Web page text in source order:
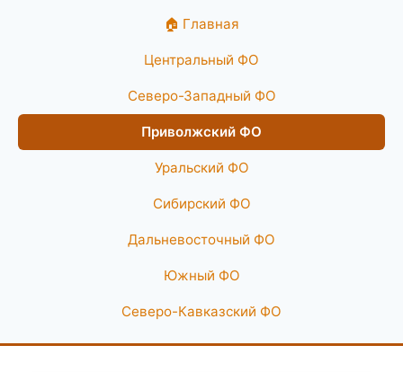
🏠 Главная
Центральный ФО
Северо-Западный ФО
Приволжский ФО
Уральский ФО
Сибирский ФО
Дальневосточный ФО
Южный ФО
Северо-Кавказский ФО